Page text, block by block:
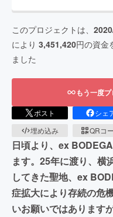
このプロジェクトは、
により 3,451,420円の資金
ました
もう一度
ポスト シェ
埋め込み
QRコ
日頃より、ex
ます。25年に渡り、横
してきた聖地、ex
症拡大により存続の危
いお願いではあります